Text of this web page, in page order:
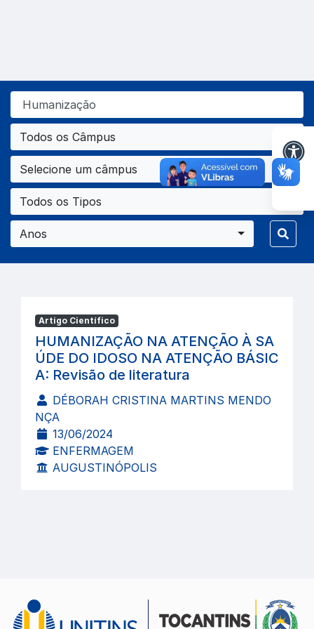
Todos os Câmpus
Selecione um câmpus
Todos os Tipos
Anos
Artigo Científico
HUMANIZAÇÃO NA ATENÇÃO À SA
ÚDE DO IDOSO NA ATENÇÃO BÁSIC
A: Revisão de literatura
DÉBORAH CRISTINA MARTINS MENDO
NÇA
13/06/2024
ENFERMAGEM
AUGUSTINÓPOLIS